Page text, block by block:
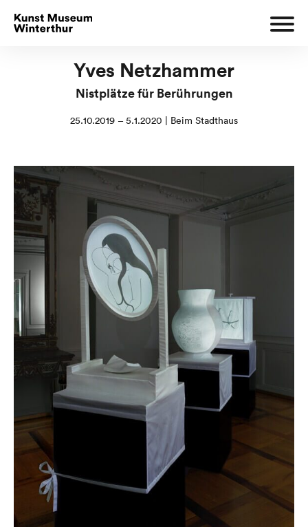
Yves Netzhammer
Nistplätze für Berührungen
25.10.2019 – 5.1.2020 | Beim Stadthaus